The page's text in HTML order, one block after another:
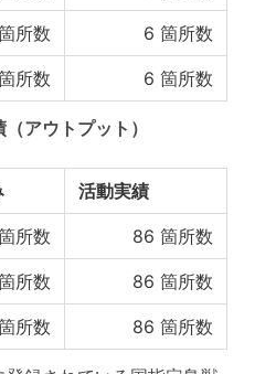
所数 6 箇所数
所数 6 箇所数
（アウトプット）
活動実績
所数 86 箇所数
所数 86 箇所数
所数 86 箇所数